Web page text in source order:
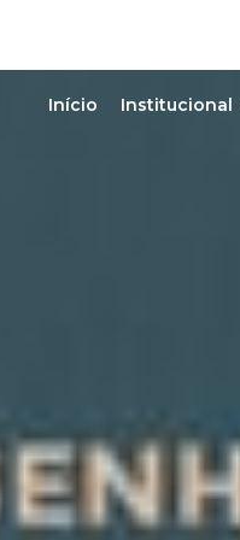
Início Institucional